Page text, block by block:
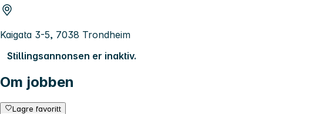
Kaigata 3-5, 7038 Trondheim
Stillingsannonsen er inaktiv.
Om jobben
Lagre favoritt